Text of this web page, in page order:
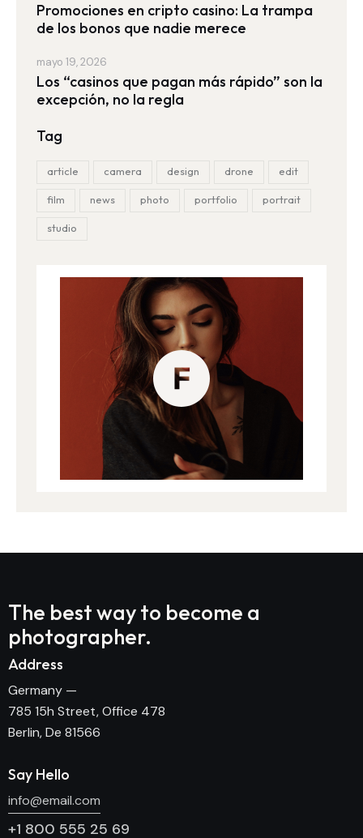
Promociones en cripto casino: La trampa
de los bonos que nadie merece
mayo 19, 2026
Los “casinos que pagan más rápido” son la
excepción, no la regla
Tag
article camera design drone edit
film news photo portfolio portrait
studio
The best way to become a
photographer.
Address
Germany —
785 15h Street, Office 478
Berlin, De 81566
Say Hello
info@email.com
+1 800 555 25 69